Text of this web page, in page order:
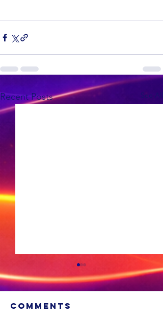
Recent Posts See All
Comments